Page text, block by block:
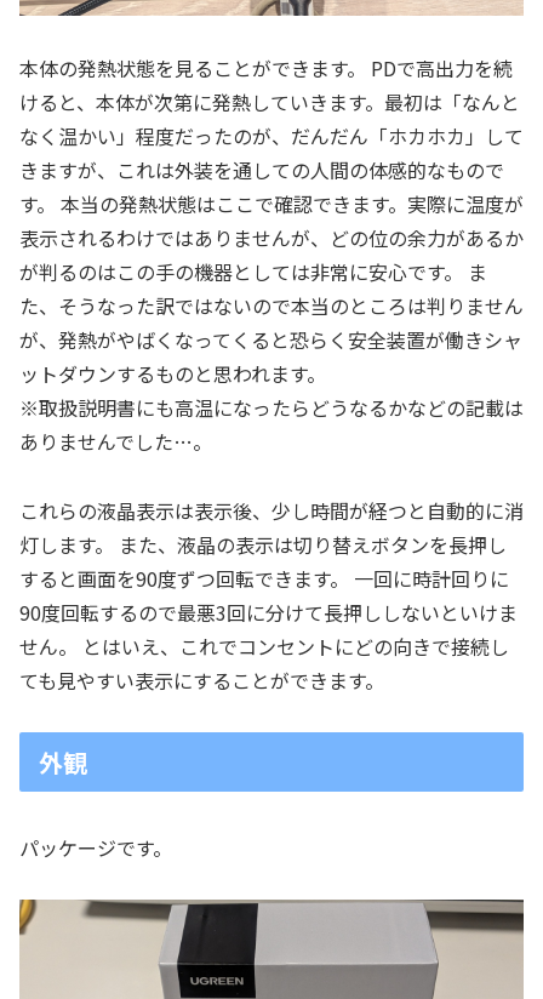
本体の発熱状態を見ることができます。 PDで高出力を続
けると、本体が次第に発熱していきます。最初は「なんと
なく温かい」程度だったのが、だんだん「ホカホカ」して
きますが、これは外装を通しての人間の体感的なもので
す。 本当の発熱状態はここで確認できます。実際に温度が
表示されるわけではありませんが、どの位の余力があるか
が判るのはこの手の機器としては非常に安心です。 ま
た、そうなった訳ではないので本当のところは判りません
が、発熱がやばくなってくると恐らく安全装置が働きシャ
ットダウンするものと思われます。
※取扱説明書にも高温になったらどうなるかなどの記載は
ありませんでした…。
これらの液晶表示は表示後、少し時間が経つと自動的に消
灯します。 また、液晶の表示は切り替えボタンを長押し
すると画面を90度ずつ回転できます。 一回に時計回りに
90度回転するので最悪3回に分けて長押ししないといけま
せん。 とはいえ、これでコンセントにどの向きで接続し
ても見やすい表示にすることができます。
外観
パッケージです。